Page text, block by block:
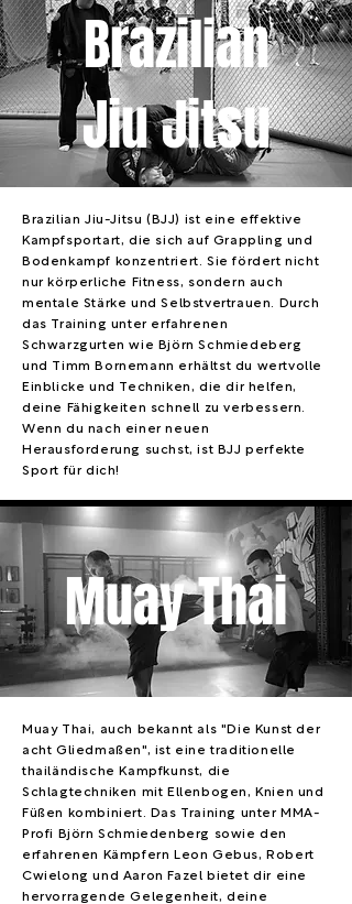
Brazilian
Jiu Jitsu
Brazilian Jiu-Jitsu (BJJ) ist eine effektive
Kampfsportart, die sich auf Grappling und
Bodenkampf konzentriert. Sie fördert nicht
nur körperliche Fitness, sondern auch
mentale Stärke und Selbstvertrauen. Durch
das Training unter erfahrenen
Schwarzgurten wie Björn Schmiedeberg
und Timm Bornemann erhältst du wertvolle
Einblicke und Techniken, die dir helfen,
deine Fähigkeiten schnell zu verbessern.
Wenn du nach einer neuen
Herausforderung suchst, ist BJJ perfekte
Sport für dich!
Muay Thai
Muay Thai, auch bekannt als "Die Kunst der
acht Gliedmaßen", ist eine traditionelle
thailändische Kampfkunst, die
Schlagtechniken mit Ellenbogen, Knien und
Füßen kombiniert. Das Training unter MMA-
Profi Björn Schmiedenberg sowie den
erfahrenen Kämpfern Leon Gebus, Robert
Cwielong und Aaron Fazel bietet dir eine
hervorragende Gelegenheit, deine